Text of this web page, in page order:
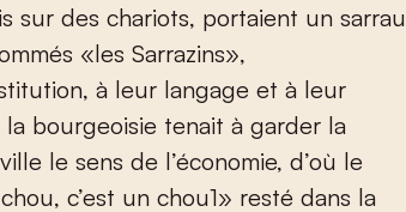
sur des chariots, portaient un sarrau
«les Sarrazins»,
à leur langage et à leur
bourgeoisie tenait à garder la
le sens de l’économie, d’où le
c’est un chou1» resté dans la